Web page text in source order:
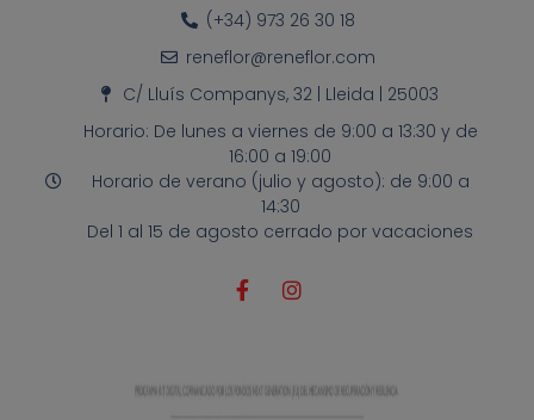
(+34) 973 26 30 18
reneflor@reneflor.com
C/ Lluís Companys, 32 | Lleida | 25003
Horario: De lunes a viernes de 9:00 a 13:30 y de
16:00 a 19:00
Horario de verano (julio y agosto): de 9:00 a
14:30
Del 1 al 15 de agosto cerrado por vacaciones